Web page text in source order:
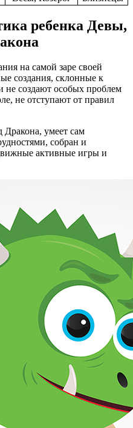
ребенка Девы,
на самой заре своей
создания, склонные к
создают особых проблем
не отступают от правил
умеет сам
собран и
активные игры и